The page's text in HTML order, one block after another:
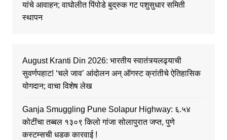
यांचे आवाहन; वाघोलीत पिंपोडे बुद्रुक गट पशुसुधार समिती
स्थापन
August Kranti Din 2026: भारतीय स्वातंत्र्यलढ्याची
सुवर्णपहाट! ‘चले जाव’ आंदोलन अन् ऑगस्ट क्रांतीचे ऐतिहासिक
योगदान; वाचा विशेष लेख
Ganja Smuggling Pune Solapur Highway: ६.५४
कोटींचा तब्बल १३०९ किलो गांजा सोलापुरात जप्त, पुणे
कस्टम्सची धडक कारवाई !